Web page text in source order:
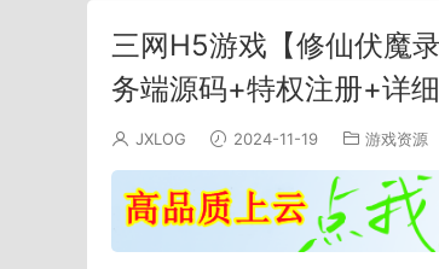
三网H5游戏【修仙伏魔
务端源码+特权注册+详
JXLOG 2024-11-19 游戏资源